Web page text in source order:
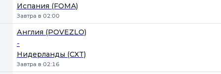
Испания (FOMA)
Завтра в 02:00
Англия (POVEZLO)
-
Нидерланды (CXT)
Завтра в 02:16